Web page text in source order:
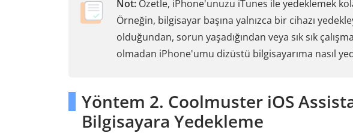
Not: Özetle, iPhone'unuzu iTunes ile yedeklemek
Örneğin, bilgisayar başına yalnızca bir cihazı
olduğundan, sorun yaşadığından veya sık sık
olmadan iPhone'umu dizüstü bilgisayarıma nasıl
Yöntem 2. Coolmuster iOS
Bilgisayara Yedekleme